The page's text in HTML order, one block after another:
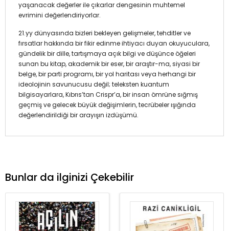
yaşanacak değerler ile çıkarlar dengesinin muhtemel
evrimini değerlendiriyorlar.
21.yy dünyasında bizleri bekleyen gelişmeler, tehditler ve
fırsatlar hakkında bir fikir edinme ihtiyacı duyan okuyuculara,
gündelik bir dille, tartışmaya açık bilgi ve düşünce öğeleri
sunan bu kitap, akademik bir eser, bir araştır-ma, siyasi bir
belge, bir parti programı, bir yol haritası veya herhangi bir
ideolojinin savunucusu değil; teleksten kuantum
bilgisayarlara, Kıbrıs’tan Crispr’a, bir insan ömrüne sığmış
geçmiş ve gelecek büyük değişimlerin, tecrübeler ışığında
değerlendirildiği bir arayışın izdüşümü.
Bunlar da ilginizi Çekebilir